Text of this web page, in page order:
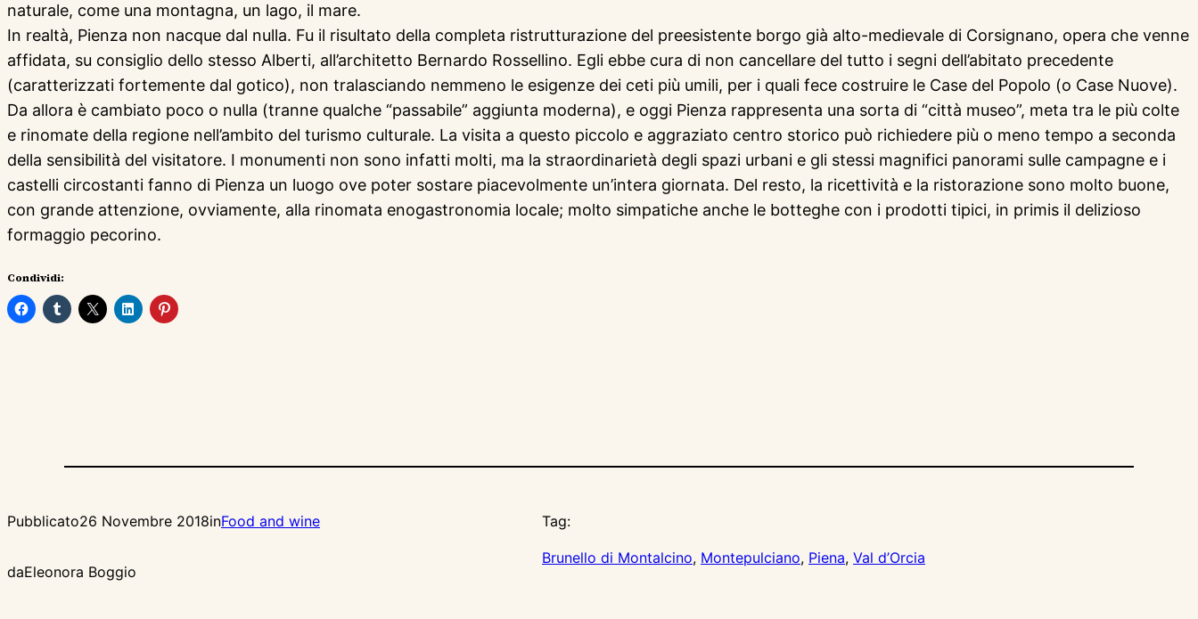
naturale, come una montagna, un lago, il mare.
In realtà, Pienza non nacque dal nulla. Fu il risultato della completa ristrutturazione del preesistente borgo già alto-medievale di Corsignano, opera che venne
affidata, su consiglio dello stesso Alberti, all’architetto Bernardo Rossellino. Egli ebbe cura di non cancellare del tutto i segni dell’abitato precedente
(caratterizzati fortemente dal gotico), non tralasciando nemmeno le esigenze dei ceti più umili, per i quali fece costruire le Case del Popolo (o Case Nuove).
Da allora è cambiato poco o nulla (tranne qualche “passabile” aggiunta moderna), e oggi Pienza rappresenta una sorta di “città museo”, meta tra le più colte
e rinomate della regione nell’ambito del turismo culturale. La visita a questo piccolo e aggraziato centro storico può richiedere più o meno tempo a seconda
della sensibilità del visitatore. I monumenti non sono infatti molti, ma la straordinarietà degli spazi urbani e gli stessi magnifici panorami sulle campagne e i
castelli circostanti fanno di Pienza un luogo ove poter sostare piacevolmente un’intera giornata. Del resto, la ricettività e la ristorazione sono molto buone,
con grande attenzione, ovviamente, alla rinomata enogastronomia locale; molto simpatiche anche le botteghe con i prodotti tipici, in primis il delizioso
formaggio pecorino.
Condividi:
Pubblicato26 Novembre 2018inFood and wine
daEleonora Boggio
Tag:
Brunello di Montalcino, Montepulciano, Piena, Val d’Orcia